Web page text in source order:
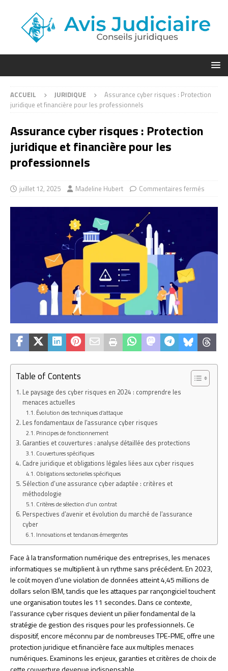
ACCUEIL JURIDIQUE
Assurance cyber risques : Protection
juridique et financière pour les professionnels
Assurance cyber risques : Protection
juridique et financière pour les
professionnels
juillet 12, 2025 Madeline Hubert Commentaires fermés
Table of Contents
Le paysage des cyber risques en 2024 : comprendre les
menaces actuelles
Évolution des techniques d’attaque
Les fondamentaux de l’assurance cyber risques
Principes de fonctionnement
Garanties et couvertures : analyse détaillée des protections
Couvertures spécifiques
Cadre juridique et obligations légales liées aux cyber risques
Obligations sectorielles spécifiques
Sélection d’une assurance cyber adaptée : critères et
méthodologie
Critères de sélection d’un contrat
Perspectives d’avenir et évolution du marché de l’assurance
cyber
Innovations et tendances émergentes
Face à la transformation numérique des entreprises, les menaces
informatiques se multiplient à un rythme sans précédent. En 2023,
le coût moyen d’une violation de données atteint 4,45 millions de
dollars selon IBM, tandis que les attaques par rançongiciel touchent
une organisation toutes les 11 secondes. Dans ce contexte,
l’assurance cyber risques devient un pilier fondamental de la
stratégie de gestion des risques pour les professionnels. Ce
dispositif, encore méconnu par de nombreuses TPE-PME, offre une
protection juridique et financière face aux multiples menaces
numériques. Examinons les enjeux, garanties et critères de choix de